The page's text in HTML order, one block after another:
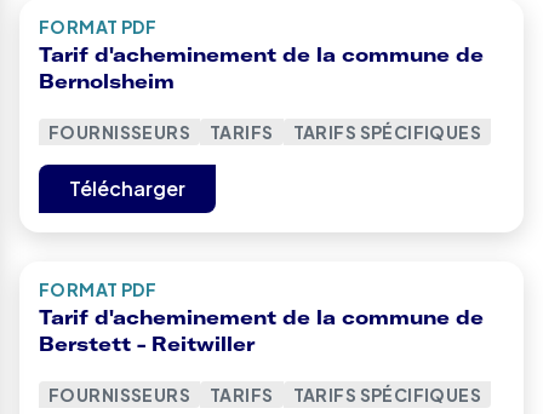
FORMAT PDF
Tarif d'acheminement de la commune de
Bernolsheim
FOURNISSEURS TARIFS TARIFS SPÉCIFIQUES
Télécharger
FORMAT PDF
Tarif d'acheminement de la commune de
Berstett - Reitwiller
FOURNISSEURS TARIFS TARIFS SPÉCIFIQUES